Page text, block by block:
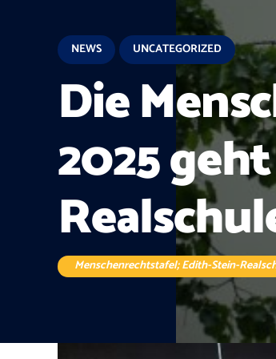
NEWS UNCATEGORIZED
Die
2025
Menschenrechtstafel; Edith-Stein-